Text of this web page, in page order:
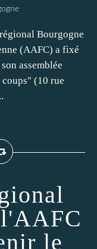
Bourgogne
(AAFC) a fixé
assemblée
(10 rue
le